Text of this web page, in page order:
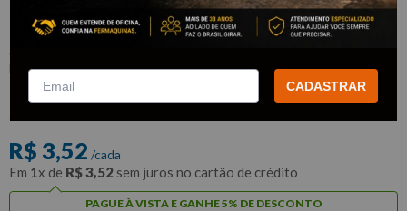
Broca Vídia 6,0 mm - ROCAST
ROCAST
Por:R$3,34/cada
R$ 3,52 /cada
Em 1x de R$3,52 sem juros no cartão de crédito
PAGUE À VISTA E GANHE 5% DE DESCONTO
CADASTRAR